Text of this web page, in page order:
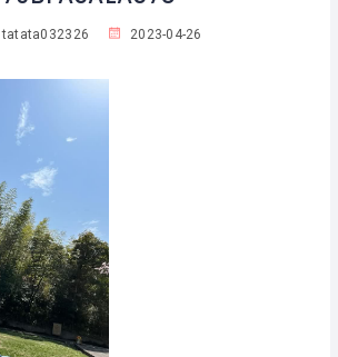
tatata032326 2023-04-26